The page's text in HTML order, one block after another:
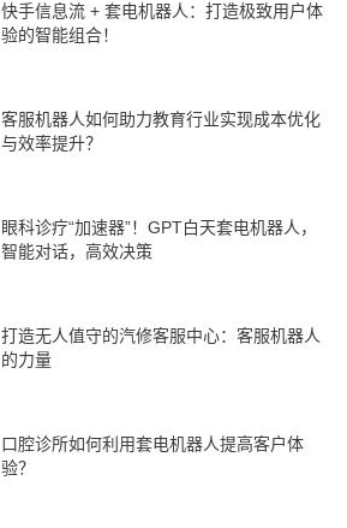
快手信息流 + 套电机器人：打造极致用户体
验的智能组合！
客服机器人如何助力教育行业实现成本优化
与效率提升？
眼科诊疗“加速器”！GPT白天套电机器人，
智能对话，高效决策
打造无人值守的汽修客服中心：客服机器人
的力量
口腔诊所如何利用套电机器人提高客户体
验？